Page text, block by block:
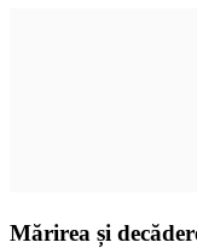
Mărirea și